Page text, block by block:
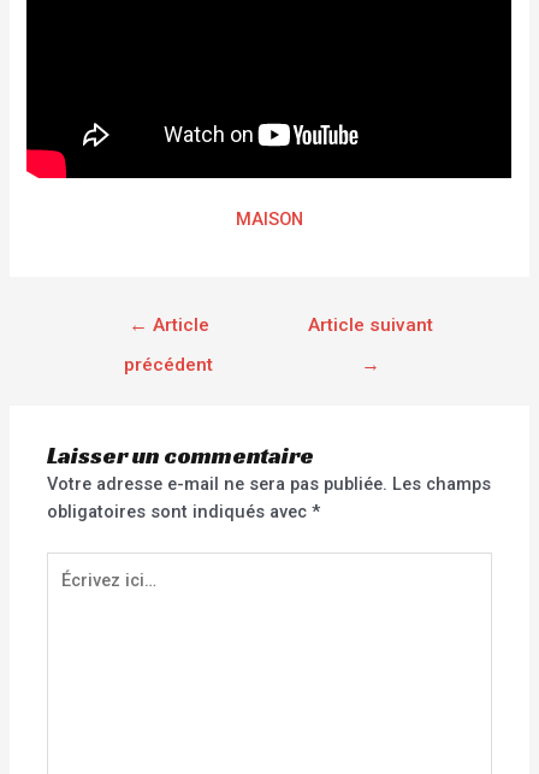
MAISON
← Article
précédent
Article suivant
→
Laisser un commentaire
Votre adresse e-mail ne sera pas publiée. Les champs
obligatoires sont indiqués avec*
Écrivez
ici…